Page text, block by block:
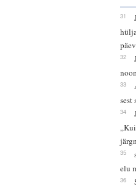
31
32
33
sest
34
35
elu
36